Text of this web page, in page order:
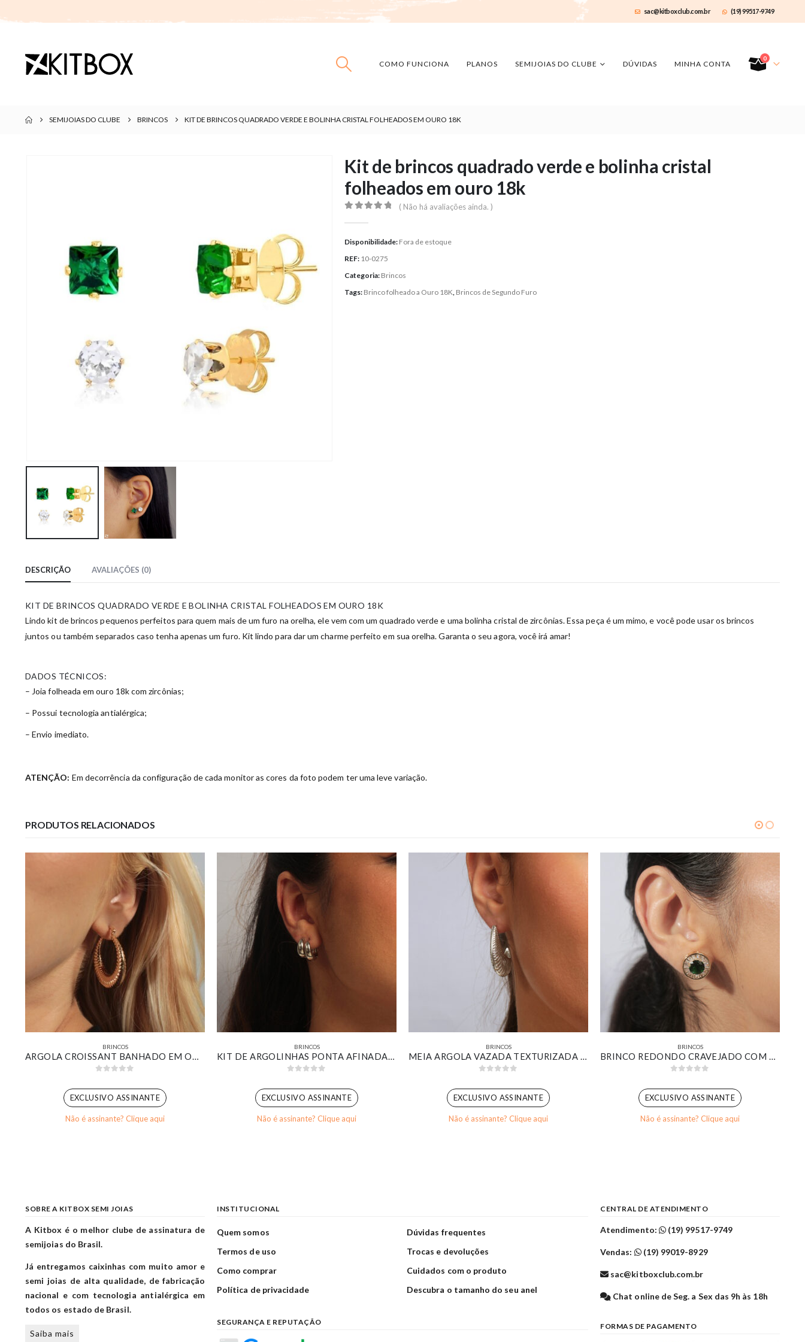
sac@kitboxclub.com.br (19) 99517-9749
COMO FUNCIONA PLANOS SEMIJOIAS DO CLUBE DÚVIDAS MINHA CONTA
0
SEMIJOIAS DO CLUBE BRINCOS KIT DE BRINCOS QUADRADO VERDE E BOLINHA CRISTAL FOLHEADOS EM OURO 18K
Kit de brincos quadrado verde e bolinha cristal
folheados em ouro 18k
( Não há avaliações ainda. )
Disponibilidade: Fora de estoque
REF: 10-0275
Categoria: Brincos
Tags: Brinco folheado a Ouro 18K Brincos de Segundo Furo
DESCRIÇÃO AVALIAÇÕES (0)
KIT DE BRINCOS QUADRADO VERDE E BOLINHA CRISTAL FOLHEADOS EM OURO 18K
Lindo kit de brincos pequenos perfeitos para quem mais de um furo na orelha, ele vem com um quadrado verde e uma bolinha cristal de zircônias. Essa peça é um mimo, e você pode usar os brincos
juntos ou também separados caso tenha apenas um furo. Kit lindo para dar um charme perfeito em sua orelha. Garanta o seu agora, você irá amar!
DADOS TÉCNICOS:
– Joia folheada em ouro 18k com zircônias;
– Possui tecnologia antialérgica;
– Envio imediato.
ATENÇÃO: Em decorrência da configuração de cada monitor as cores da foto podem ter uma leve variação.
PRODUTOS RELACIONADOS
BRINCOS
ARGOLA CROISSANT BANHADO EM OURO 18K
EXCLUSIVO ASSINANTE
Não é assinante? Clique aqui
BRINCOS
KIT DE ARGOLINHAS PONTA AFINADA LISAS BANHADA EM OURO BRANCO
EXCLUSIVO ASSINANTE
Não é assinante? Clique aqui
BRINCOS
MEIA ARGOLA VAZADA TEXTURIZADA BANHADA EM OURO BRANCO
EXCLUSIVO ASSINANTE
Não é assinante? Clique aqui
BRINCOS
BRINCO REDONDO CRAVEJADO COM ZIRCÔNIA ESMERALDA BANHADO EM OURO 18K
EXCLUSIVO ASSINANTE
Não é assinante? Clique aqui
SOBRE A KITBOX SEMI JOIAS
A Kitbox é o melhor clube de assinatura de
semijoias do Brasil.
Já entregamos caixinhas com muito amor e
semi joias de alta qualidade, de fabricação
nacional e com tecnologia antialérgica em
todos os estado de Brasil.
Saiba mais
INSTITUCIONAL
Quem somos
Termos de uso
Como comprar
Política de privacidade
Dúvidas frequentes
Trocas e devoluções
Cuidados com o produto
Descubra o tamanho do seu anel
SEGURANÇA E REPUTAÇÃO
CENTRAL DE ATENDIMENTO
Atendimento: (19) 99517-9749
Vendas: (19) 99019-8929
sac@kitboxclub.com.br
Chat online de Seg. a Sex das 9h às 18h
FORMAS DE PAGAMENTO